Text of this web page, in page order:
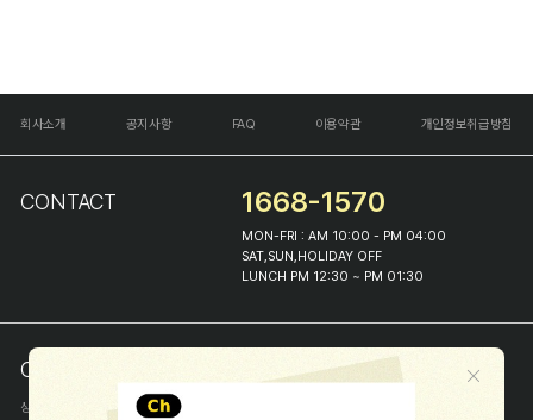
회사소개 공지사항 FAQ 이용약관 개인정보취급방침
CONTACT 1668-1570
MON-FRI : AM 10:00 - PM 04:00
SAT,SUN,HOLIDAY OFF
LUNCH PM 12:30 ~ PM 01:30
COMPANY INFO
상호 (주)해피프린스